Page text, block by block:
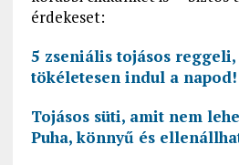
érdekeset:
5 zseniális tojásos
tökéletesen indul a napod!
Tojásos süti, amit nem
Puha, könnyű és